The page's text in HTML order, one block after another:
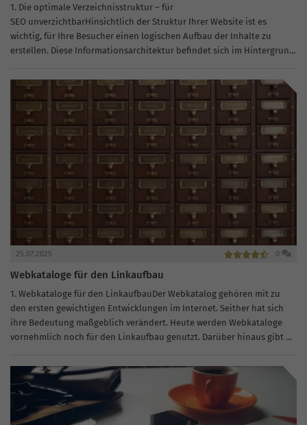
1. Die optimale Verzeichnisstruktur ­– für
SEO unverzichtbarHinsichtlich der Struktur Ihrer Website ist es
wichtig, für Ihre Besucher einen logischen Aufbau der Inhalte zu
erstellen. Diese Informationsarchitektur befindet sich im Hintergrund
Interaktion...
25.07.2025 0
Webkataloge für den Linkaufbau
1. Webkataloge für den LinkaufbauDer Webkatalog gehören mit zu
den ersten gewichtigen Entwicklungen im Internet. Seither hat sich
ihre Bedeutung maßgeblich verändert. Heute werden Webkataloge
vornehmlich noch für den Linkaufbau genutzt. Darüber hinaus gibt es